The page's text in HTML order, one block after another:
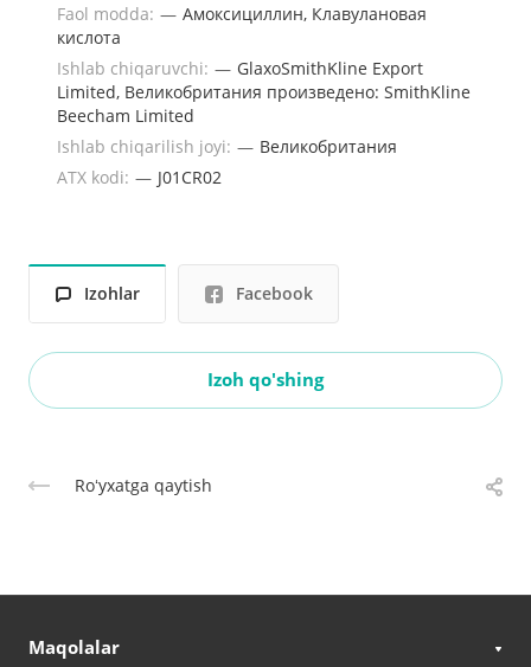
Faol modda: — Амоксициллин, Клавулановая
кислота
Ishlab chiqaruvchi: — GlaxoSmithKline Export
Limited, Великобритания произведено: SmithKline
Beecham Limited
Ishlab chiqarilish joyi: — Великобритания
ATX kodi: — J01CR02
Izohlar Facebook
Izoh qo'shing
Roʻyxatga qaytish
Maqolalar